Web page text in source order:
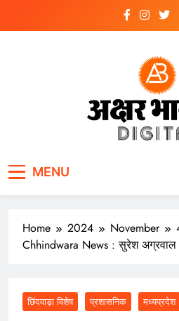
MENU
Home 2024 November
Chhindwara News : सुरेश अग्रवाल
छिंदवाड़ा विशेष प्रशासनिक मध्यप्रदेश